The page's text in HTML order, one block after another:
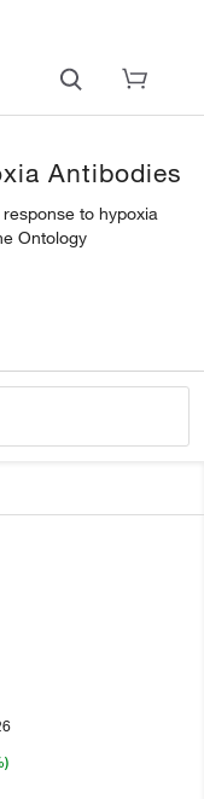
Antibodies
to hypoxia
Ontology